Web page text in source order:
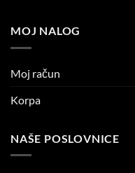
MOJ NALOG
Moj račun
Korpa
NAŠE POSLOVNICE